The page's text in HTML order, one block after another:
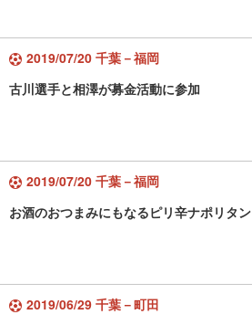
2019/07/20 千葉－福岡
古川選手と相澤が募金活動に参加
2019/07/20 千葉－福岡
お酒のおつまみにもなるピリ辛ナポリタン
2019/06/29 千葉－町田